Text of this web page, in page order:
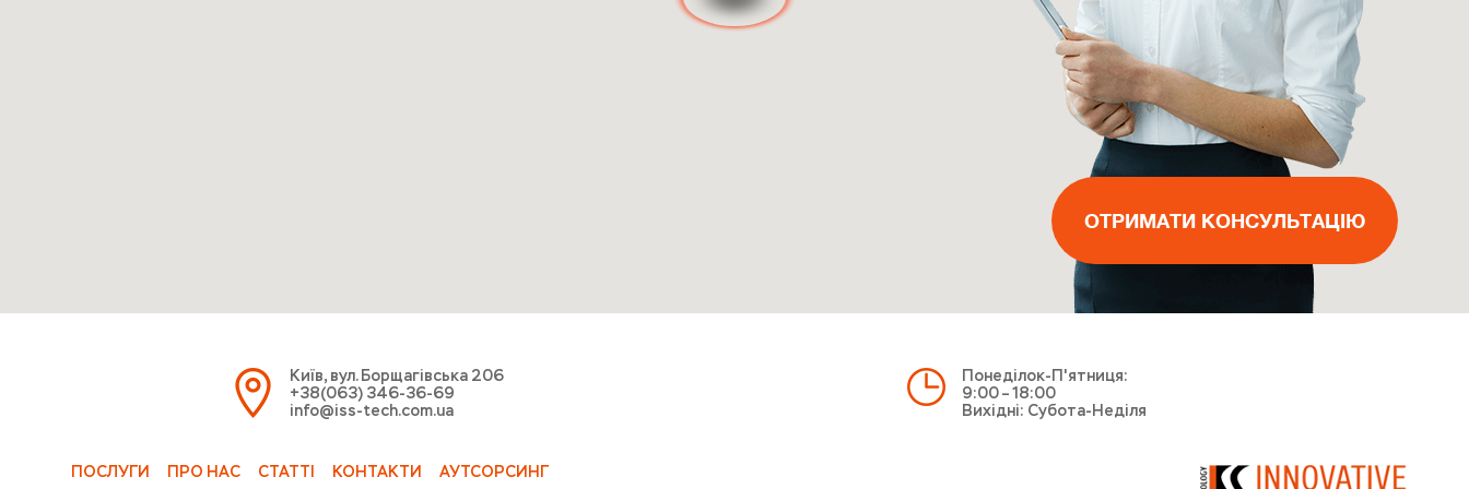
ОТРИМАТИ КОНСУЛЬТАЦІЮ
ВИКЛИКАТИ КУР'ЄРА
ВИКЛИКАТИ МАЙСТРА
ОТРИМАТИ КОНСУЛЬТАЦІЮ
ОТРИМАТИ КОНСУЛЬТАЦІЮ
Київ, вул. Борщагівська 206
+38(063) 346-36-69
info@iss-tech.com.ua
Понеділок-П'ятниця:
9:00 – 18:00
Вихідні: Субота-Неділя
ПОСЛУГИ ПРО НАС СТАТТІ КОНТАКТИ АУТСОРСИНГ